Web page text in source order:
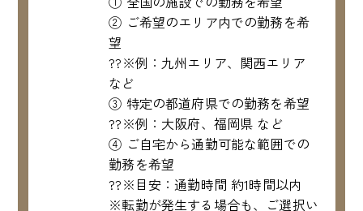
② ご希望のエリア内での勤務を希
望
??※例：九州エリア、関西エリア
など
③ 特定の都道府県での勤務を希望
??※例：大阪府、福岡県 など
④ ご自宅から通勤可能な範囲での
勤務を希望
??※目安：通勤時間 約1時間以内
※転勤が発生する場合も、ご選択い